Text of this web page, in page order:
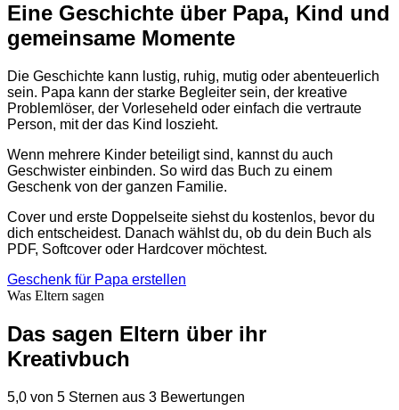
Eine Geschichte über Papa, Kind und
gemeinsame Momente
Die Geschichte kann lustig, ruhig, mutig oder abenteuerlich
sein. Papa kann der starke Begleiter sein, der kreative
Problemlöser, der Vorleseheld oder einfach die vertraute
Person, mit der das Kind loszieht.
Wenn mehrere Kinder beteiligt sind, kannst du auch
Geschwister einbinden. So wird das Buch zu einem
Geschenk von der ganzen Familie.
Cover und erste Doppelseite siehst du kostenlos, bevor du
dich entscheidest. Danach wählst du, ob du dein Buch als
PDF, Softcover oder Hardcover möchtest.
Geschenk für Papa erstellen
Was Eltern sagen
Das sagen Eltern über ihr
Kreativbuch
5,0 von 5 Sternen aus 3 Bewertungen